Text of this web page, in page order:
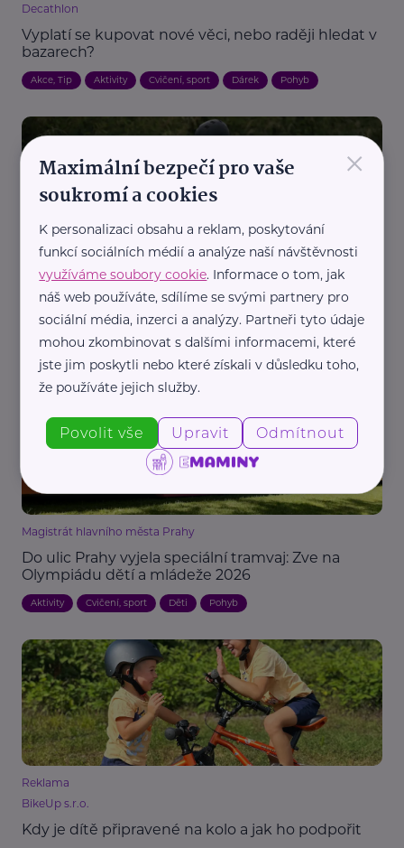
Decathlon
Vyplatí se kupovat nové věci, nebo raději hledat v
bazarech?
Akce, Tip Aktivity Cvičení, sport Dárek Pohyb
Reklama
Decathlon
Kdy je dítě připravené na první kilometry v
provozu?
Magistrát hlavního města Prahy
Do ulic Prahy vyjela speciální tramvaj: Zve na
Olympiádu dětí a mládeže 2026
Aktivity Cvičení, sport Děti Pohyb
Reklama
BikeUp s.r.o.
Kdy je dítě připravené na kolo a jak ho podpořit
×
Maximální bezpečí pro vaše
soukromí a cookies
K personalizaci obsahu a reklam, poskytování
funkcí sociálních médií a analýze naší návštěvnosti
využíváme soubory cookie. Informace o tom, jak
náš web používáte, sdílíme se svými partnery pro
sociální média, inzerci a analýzy. Partneři tyto údaje
mohou zkombinovat s dalšími informacemi, které
jste jim poskytli nebo které získali v důsledku toho,
že používáte jejich služby.
Povolit vše Upravit Odmítnout